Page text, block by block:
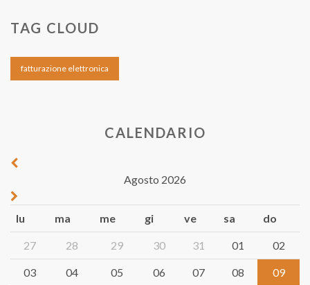
TAG CLOUD
fatturazione elettronica
CALENDARIO
Agosto 2026
lu ma me gi ve sa do
27 28 29 30 31 01 02
03 04 05 06 07 08 09